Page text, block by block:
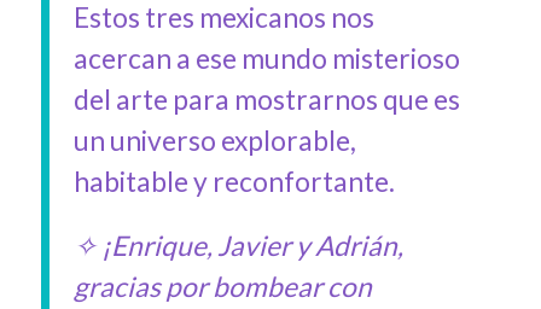
Estos tres mexicanos nos
acercan a ese mundo misterioso
del arte para mostrarnos que es
un universo explorable,
habitable y reconfortante.
✧ ¡Enrique, Javier y Adrián,
gracias por bombear con